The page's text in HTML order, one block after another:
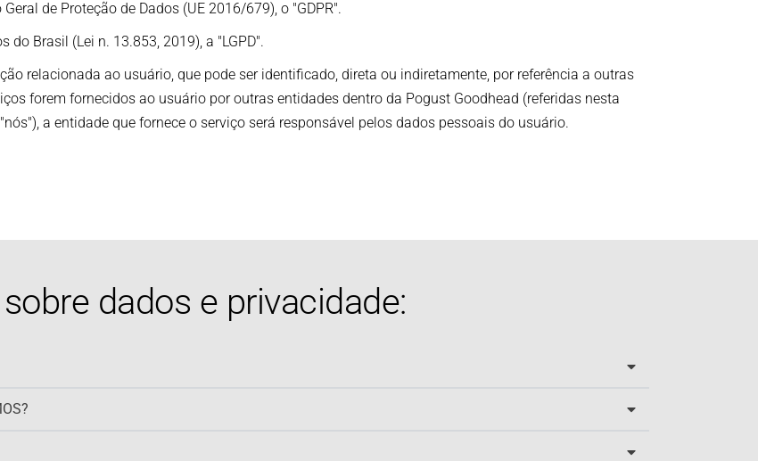
Danos pessoais
Danos pessoais
de Proteção de Dados (UE 2016/679), o "GDPR".
do Brasil (Lei n. 13.853, 2019), a "LGPD".
relacionada ao usuário, que pode ser identificado, direta ou indiretamente, por referência a outras
forem fornecidos ao usuário por outras entidades dentro da Pogust Goodhead (referidas nesta
a entidade que fornece o serviço será responsável pelos dados pessoais do usuário.
dados e privacidade: